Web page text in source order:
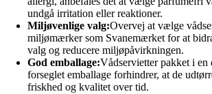
undgå irritation eller reaktioner.
Miljøvenlige valg:Overvej at vælge
miljømærker som Svanemærket for at
valg og reducere miljøpåvirkningen.
God emballage:Vådservietter pakket i en
forseglet emballage forhindrer, at de
friskhed og kvalitet over tid.